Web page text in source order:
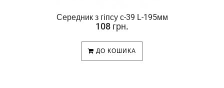
Середник з гіпсу с-39 L-195мм
108 грн.
ДО КОШИКА